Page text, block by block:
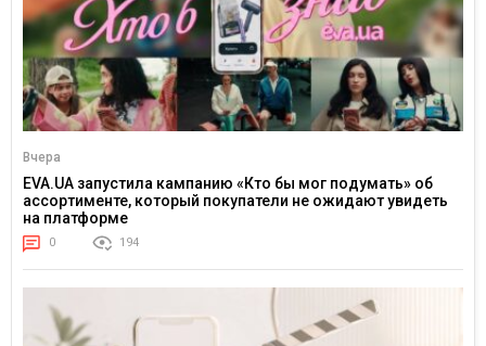
Вчера
EVA.UA запустила кампанию «Кто бы мог подумать» об
ассортименте, который покупатели не ожидают увидеть
на платформе
0 194